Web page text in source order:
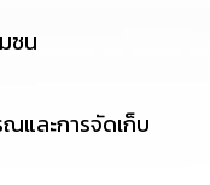
ชน
และการจัดเก็บ